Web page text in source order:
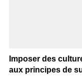
Imposer des
aux principes de